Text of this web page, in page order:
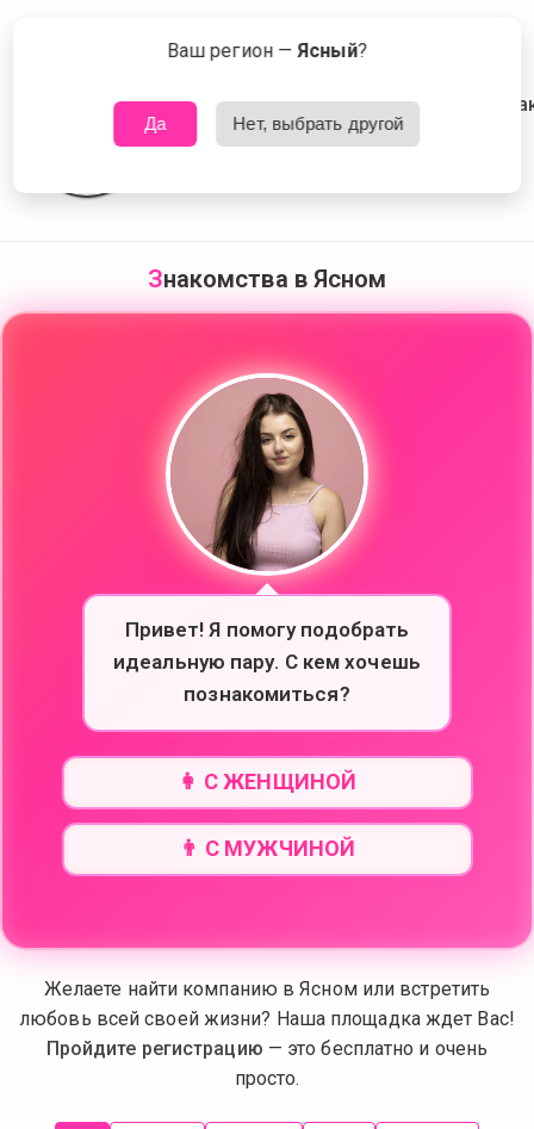
Сейчас знакомятся в Ясном Что это?
Знакомства в Ясном
🤍
Привет! Я помогу подобрать
идеальную пару. С кем хочешь
познакомиться?
👩 С ЖЕНЩИНОЙ
👨 С МУЖЧИНОЙ
Желаете найти компанию в Ясном или встретить
любовь всей своей жизни? Наша площадка ждет Вас!
Пройдите регистрацию — это бесплатно и очень
просто.
Ваш регион —Ясный?
Да Нет, выбрать другой